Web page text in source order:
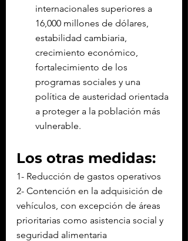
internacionales superiores a
16,000 millones de dólares,
estabilidad cambiaria,
crecimiento económico,
fortalecimiento de los
programas sociales y una
política de austeridad orientada
a proteger a la población más
vulnerable.
Los otras medidas:
1- Reducción de gastos operativos
2- Contención en la adquisición de
vehículos, con excepción de áreas
prioritarias como asistencia social y
seguridad alimentaria